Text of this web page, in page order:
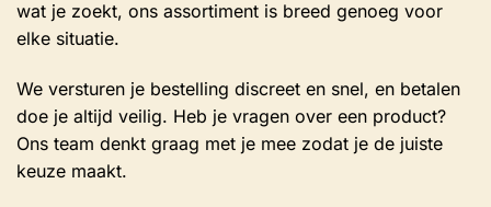
wat je zoekt, ons assortiment is breed genoeg voor
elke situatie.
We versturen je bestelling discreet en snel, en betalen
doe je altijd veilig. Heb je vragen over een product?
Ons team denkt graag met je mee zodat je de juiste
keuze maakt.